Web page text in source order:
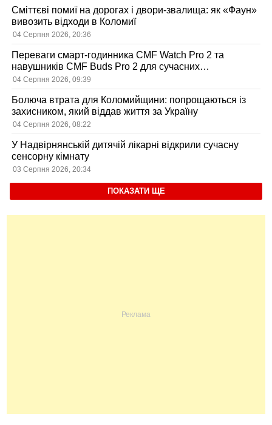
Сміттєві помиї на дорогах і двори-звалища: як «Фаун»
вивозить відходи в Коломиї
04 Серпня 2026, 20:36
Переваги смарт-годинника CMF Watch Pro 2 та
навушників CMF Buds Pro 2 для сучасних
користувачів
04 Серпня 2026, 09:39
Болюча втрата для Коломийщини: попрощаються із
захисником, який віддав життя за Україну
04 Серпня 2026, 08:22
У Надвірнянській дитячій лікарні відкрили сучасну
сенсорну кімнату
03 Серпня 2026, 20:34
ПОКАЗАТИ ЩЕ